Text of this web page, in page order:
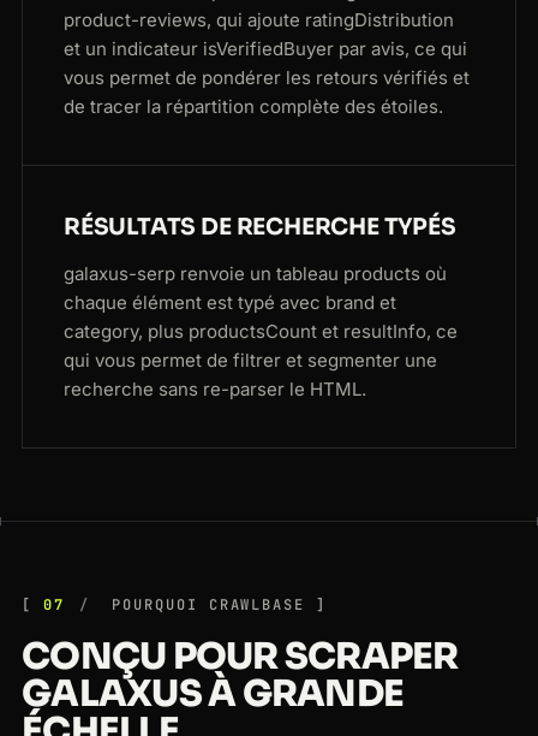
product-reviews, qui ajoute ratingDistribution
et un indicateur isVerifiedBuyer par avis, ce qui
vous permet de pondérer les retours vérifiés et
de tracer la répartition complète des étoiles.
RÉSULTATS DE RECHERCHE TYPÉS
galaxus-serp renvoie un tableau products où
chaque élément est typé avec brand et
category, plus productsCount et resultInfo, ce
qui vous permet de filtrer et segmenter une
recherche sans re-parser le HTML.
07 POURQUOI CRAWLBASE
CONÇU POUR SCRAPER
GALAXUS À GRANDE